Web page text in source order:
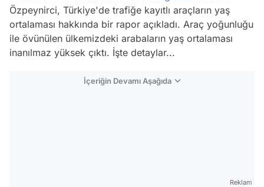
Özpeynirci, Türkiye'de trafiğe kayıtlı araçların yaş
ortalaması hakkında bir rapor açıkladı. Araç yoğunluğu
ile övünülen ülkemizdeki arabaların yaş ortalaması
inanılmaz yüksek çıktı. İşte detaylar...
İçeriğin Devamı Aşağıda
Reklam